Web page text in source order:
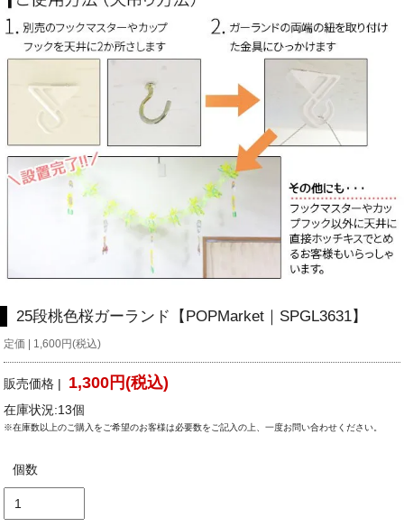
25段桃色桜ガーランド【POPMarket｜SPGL3631】
定価 | 1,600円(税込)
販売価格 | 1,300円(税込)
在庫状況:13個
※在庫数以上のご購入をご希望のお客様は必要数をご記入の上、一度お問い合わせください。
個数